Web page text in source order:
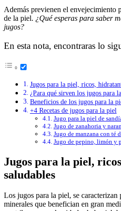
Además previenen el envejecimiento
de la piel. ¿Qué esperas para saber
jugos?
En esta nota, encontraras lo
Jugos para la piel, ricos,
¿Para qué sirven los jugos para
Beneficios de los jugos para la
+4 Recetas de jugos para la piel
Jugo para la piel de
Jugo de zanahoria y
Jugo de manzana con té
Jugo de pepino, limón y
Jugos para la piel,
saludables
Los jugos para la piel, se
minerales que benefician en gran